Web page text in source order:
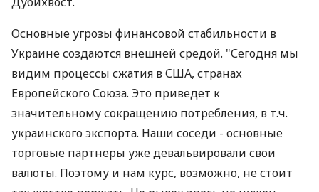
облигации, индексированные на величину
инфляции. Мы говорили с Кабмином, там тоже над
этим думают. Когда стартует второй уровень
пенсионной системы, нужно будет хранить
вклады населения и индексированные облигации
для этого очень хорошо подходят", - сообщил г-н
Дубихвост.
Основные угрозы финансовой стабильности в
Украине создаются внешней средой. "Сегодня мы